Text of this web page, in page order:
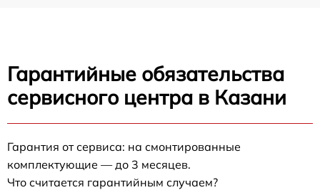
Гарантийные обязательства
сервисного центра в Казани
Гарантия от сервиса: на смонтированные
комплектующие — до 3 месяцев.
Что считается гарантийным случаем?